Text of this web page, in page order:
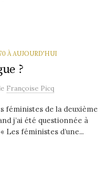
À AUJOURD'HUI
?
Françoise Picq
féministes de la deuxième
j’ai été questionnée à
féministes d’une...